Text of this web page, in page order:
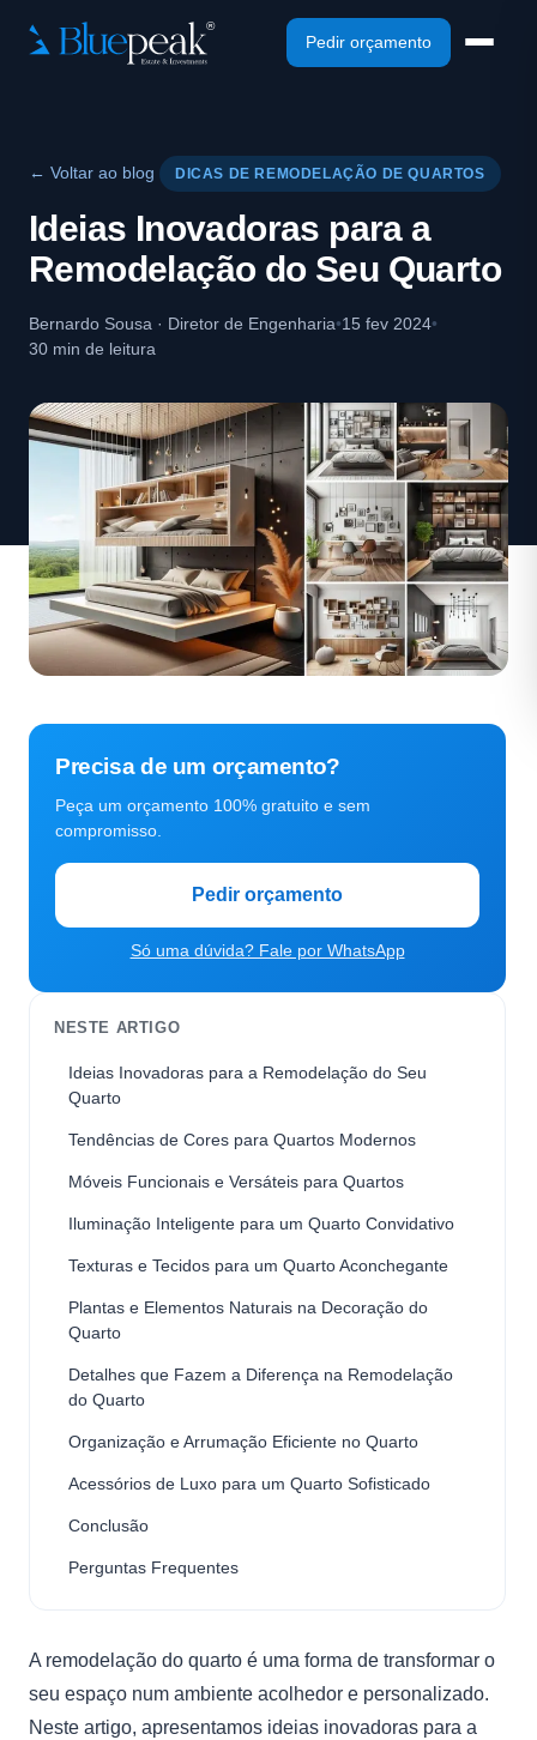
Pedir orçamento
← Voltar ao blog DICAS DE REMODELAÇÃO DE QUARTOS
Ideias Inovadoras para a
Remodelação do Seu Quarto
Bernardo Sousa · Diretor de Engenharia•15 fev 2024•
30 min de leitura
Precisa de um orçamento?
Peça um orçamento 100% gratuito e sem
compromisso.
Pedir orçamento
Só uma dúvida? Fale por WhatsApp
NESTE ARTIGO
Ideias Inovadoras para a Remodelação do Seu
Quarto
Tendências de Cores para Quartos Modernos
Móveis Funcionais e Versáteis para Quartos
Iluminação Inteligente para um Quarto Convidativo
Texturas e Tecidos para um Quarto Aconchegante
Plantas e Elementos Naturais na Decoração do
Quarto
Detalhes que Fazem a Diferença na Remodelação
do Quarto
Organização e Arrumação Eficiente no Quarto
Acessórios de Luxo para um Quarto Sofisticado
Conclusão
Perguntas Frequentes
A remodelação do quarto é uma forma de transformar o
seu espaço num ambiente acolhedor e personalizado.
Neste artigo, apresentamos ideias inovadoras para a